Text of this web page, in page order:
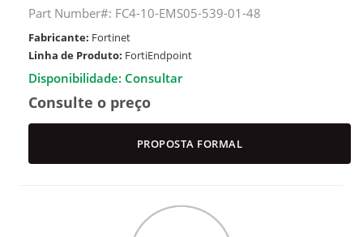
Part Number#: FC4-10-EMS05-539-01-48
Fabricante: Fortinet
Linha de Produto: FortiEndpoint
Disponibilidade: Consultar
Consulte o preço
PROPOSTA FORMAL